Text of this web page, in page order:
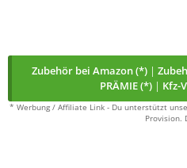
Zubehör bei Amazon (*)|
PRÄMIE (*) | Kfz-
* Werbung / Affiliate Link - Du unterstützt
Provision.